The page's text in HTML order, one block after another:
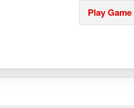
Play Game